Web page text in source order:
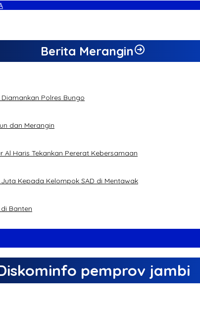
Berita Merangin
Polres Bungo
dan Merangin
Al Haris Tekankan Pererat Kebersamaan
Kepada Kelompok SAD di Mentawak
Banten
pemprov jambi